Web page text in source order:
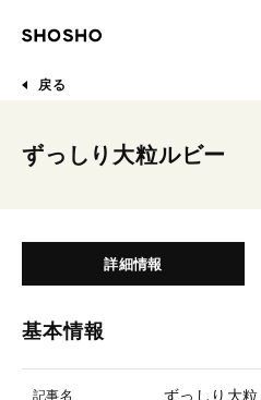
戻る
ずっしり大粒ルビー
詳細情報
基本情報
記事名 ずっしり大粒